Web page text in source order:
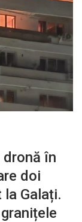
în
doi
Galați.